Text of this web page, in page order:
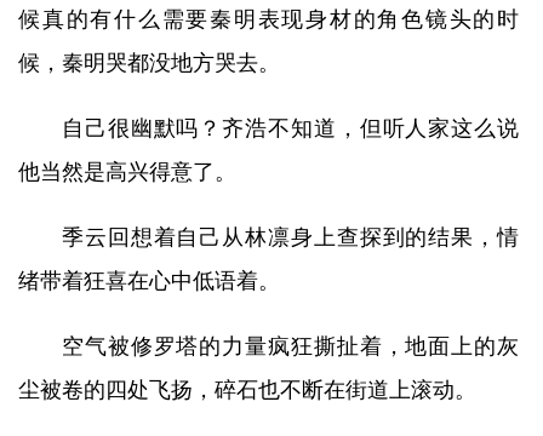
候真的有什么需要秦明表现身材的角色镜头的时
候，秦明哭都没地方哭去。
自己很幽默吗？齐浩不知道，但听人家这么说
他当然是高兴得意了。
季云回想着自己从林凛身上查探到的结果，情
绪带着狂喜在心中低语着。
空气被修罗塔的力量疯狂撕扯着，地面上的灰
尘被卷的四处飞扬，碎石也不断在街道上滚动。